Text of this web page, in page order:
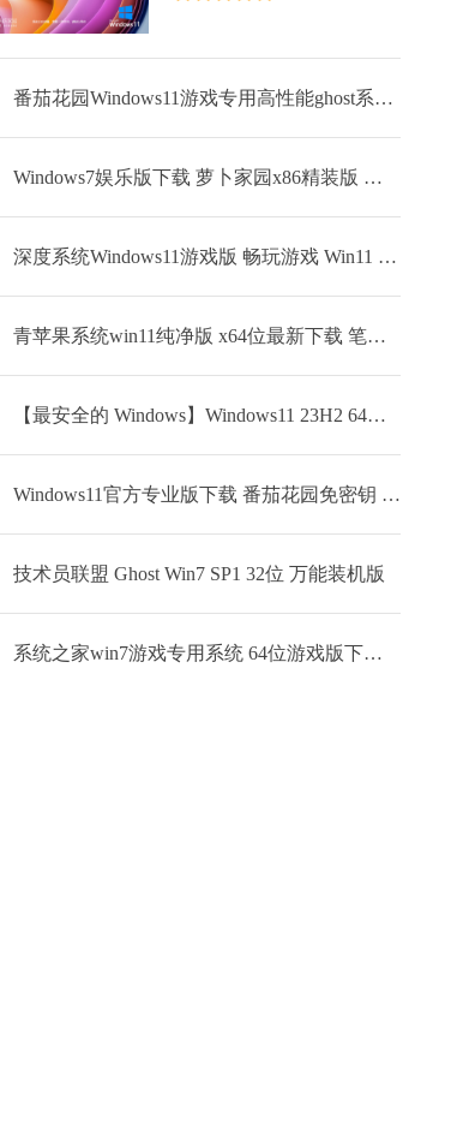
番茄花园Windows11游戏专用高性能ghost系统 ISO镜像 X64位 下载
Windows7娱乐版下载 萝卜家园x86精装版 笔记本专用下载 GHOST镜像
深度系统Windows11游戏版 畅玩游戏 Win11 ghost系统 ISO镜像 X64位系统下载
青苹果系统win11纯净版 x64位最新下载 笔记本专用下载 ghost系统
【最安全的 Windows】Windows11 23H2 64位 最新企业版
Windows11官方专业版下载 番茄花园免密钥 GHOST镜像下载 笔记本专用
技术员联盟 Ghost Win7 SP1 32位 万能装机版
系统之家win7游戏专用系统 64位游戏版下载 中文版系统 戴尔笔记本专用